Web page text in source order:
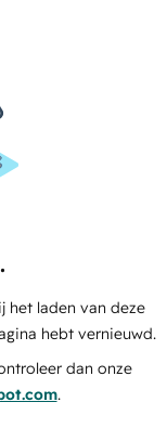
het laden van deze
hebt vernieuwd.
dan onze
.